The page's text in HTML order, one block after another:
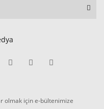
olmak için e-bültenimize